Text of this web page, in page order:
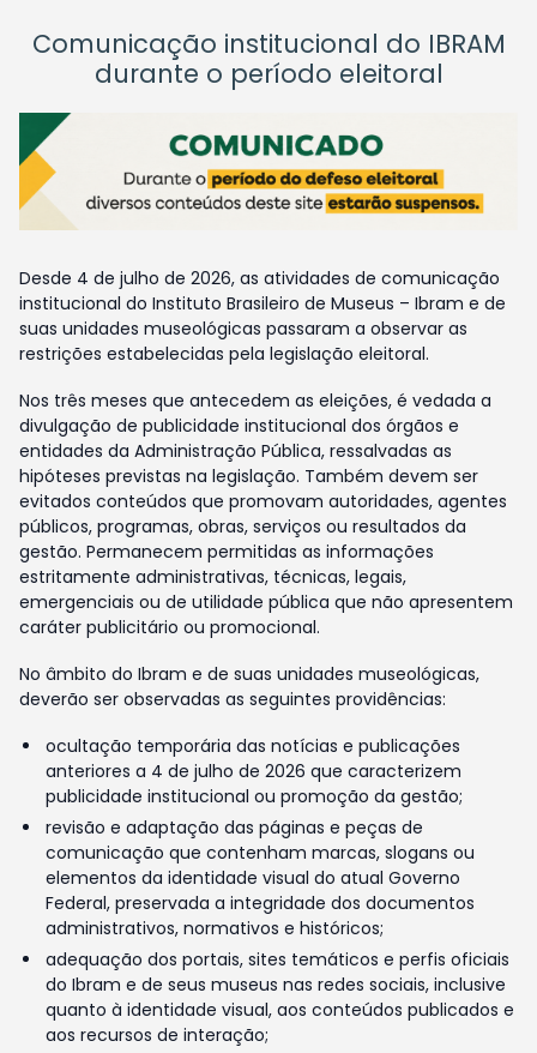
Comunicação institucional do IBRAM
durante o período eleitoral
Desde 4 de julho de 2026, as atividades de comunicação
institucional do Instituto Brasileiro de Museus – Ibram e de
suas unidades museológicas passaram a observar as
restrições estabelecidas pela legislação eleitoral.
Nos três meses que antecedem as eleições, é vedada a
divulgação de publicidade institucional dos órgãos e
entidades da Administração Pública, ressalvadas as
hipóteses previstas na legislação. Também devem ser
evitados conteúdos que promovam autoridades, agentes
públicos, programas, obras, serviços ou resultados da
gestão. Permanecem permitidas as informações
estritamente administrativas, técnicas, legais,
emergenciais ou de utilidade pública que não apresentem
caráter publicitário ou promocional.
No âmbito do Ibram e de suas unidades museológicas,
deverão ser observadas as seguintes providências:
ocultação temporária das notícias e publicações
anteriores a 4 de julho de 2026 que caracterizem
publicidade institucional ou promoção da gestão;
revisão e adaptação das páginas e peças de
comunicação que contenham marcas, slogans ou
elementos da identidade visual do atual Governo
Federal, preservada a integridade dos documentos
administrativos, normativos e históricos;
adequação dos portais, sites temáticos e perfis oficiais
do Ibram e de seus museus nas redes sociais, inclusive
quanto à identidade visual, aos conteúdos publicados e
aos recursos de interação;